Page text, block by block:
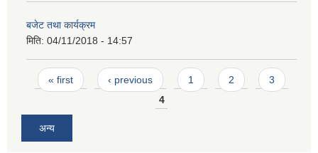
बजेट तथा कार्यक्रम
मिति: 04/11/2018 - 14:57
Pages
« first ‹ previous 1 2
3
4
अन्य